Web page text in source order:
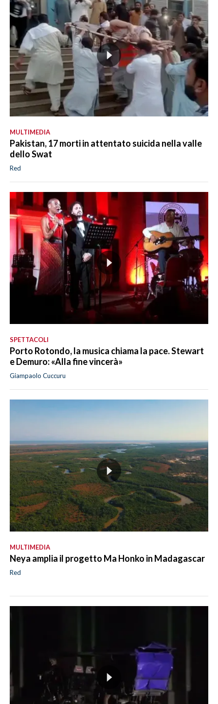
MULTIMEDIA
Pakistan, 17 morti in attentato suicida nella valle
dello Swat
Red
SPETTACOLI
Porto Rotondo, la musica chiama la pace. Stewart
e Demuro: «Alla fine vincerà»
Giampaolo Cuccuru
MULTIMEDIA
Neya amplia il progetto Ma Honko in Madagascar
Red